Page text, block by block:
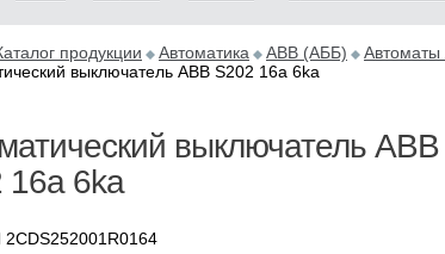
продукции Автоматика АВB (АББ)
Автоматы
выключатель ABB S202 16a 6ka
выключатель ABB
16a 6ka